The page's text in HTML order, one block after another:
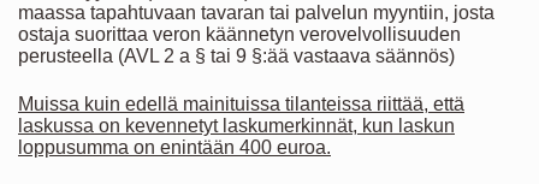
maassa tapahtuvaan tavaran tai palvelun myyntiin, josta
ostaja suorittaa veron käännetyn verovelvollisuuden
perusteella (AVL 2 a § tai 9 §:ää vastaava säännös)
Muissa kuin edellä mainituissa tilanteissa riittää, että
laskussa on kevennetyt laskumerkinnät, kun laskun
loppusumma on enintään 400 euroa.